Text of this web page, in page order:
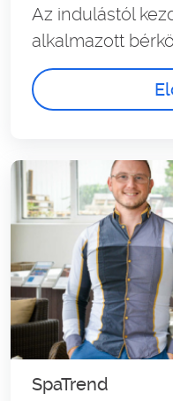
Az indulástól
alkalmazott
SpaTrend